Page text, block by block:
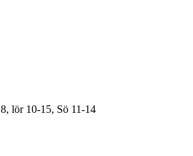
lör 10-15, Sö 11-14